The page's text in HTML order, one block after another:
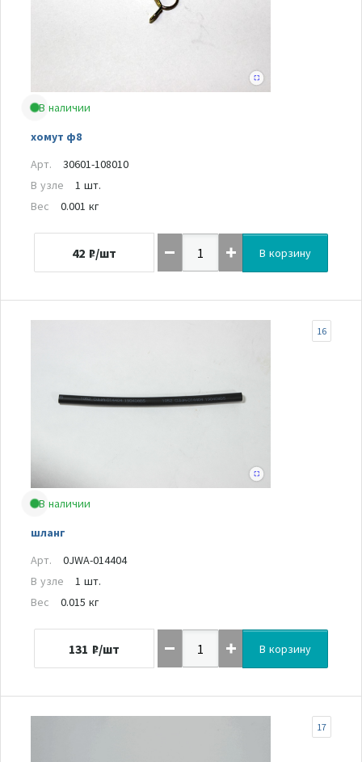
В наличии
хомут ф8
Арт.
30601-108010
В узле
1 шт.
Вес
0.001 кг
42 ₽/шт В корзину
В наличии
шланг
16
Арт.
0JWA-014404
В узле
1 шт.
Вес
0.015 кг
131 ₽/шт В корзину
17